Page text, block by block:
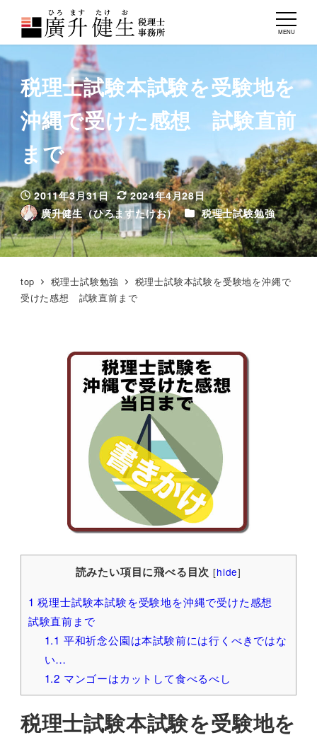
MENU
税理士試験本試験を受験地を
沖縄で受けた感想 試験直前
まで
投稿日
2011年3月31日
更新日
2024年4月28日
著
者
廣升健生（ひろますたけお） カテゴリー
税理士試験勉強
top 税理士試験勉強
税理士試験本試験を受験地を沖縄で
受けた感想 試験直前まで
読みたい項目に飛べる目次 [hide]
1 税理士試験本試験を受験地を沖縄で受けた感想
試験直前まで
1.1 平和祈念公園は本試験前には行くべきではな
い…
1.2 マンゴーはカットして食べるべし
税理士試験本試験を受験地を